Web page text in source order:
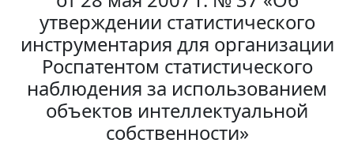
утверждении статистического
инструментария для организации
Роспатентом статистического
наблюдения за использованием
объектов интеллектуальной
собственности»